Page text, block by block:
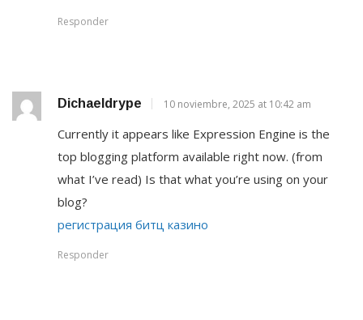
Responder
Dichaeldrype 10 noviembre, 2025 at 10:42 am
Currently it appears like Expression Engine is the
top blogging platform available right now. (from
what I’ve read) Is that what you’re using on your
blog?
регистрация битц казино
Responder